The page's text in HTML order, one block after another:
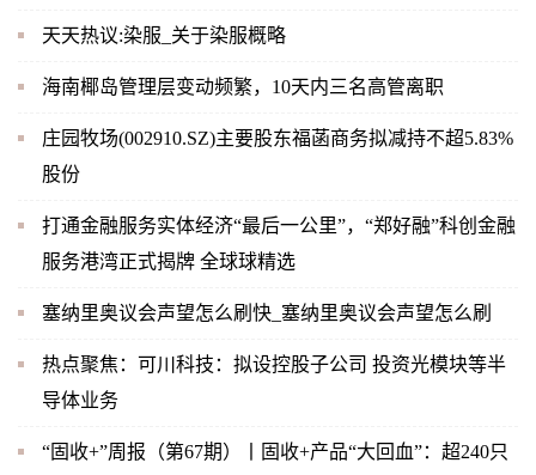
天天热议:染服_关于染服概略
海南椰岛管理层变动频繁，10天内三名高管离职
庄园牧场(002910.SZ)主要股东福菡商务拟减持不超5.83%
股份
打通金融服务实体经济“最后一公里”，“郑好融”科创金融
服务港湾正式揭牌 全球球精选
塞纳里奥议会声望怎么刷快_塞纳里奥议会声望怎么刷
热点聚焦：可川科技：拟设控股子公司 投资光模块等半
导体业务
“固收+”周报（第67期）丨固收+产品“大回血”：超240只